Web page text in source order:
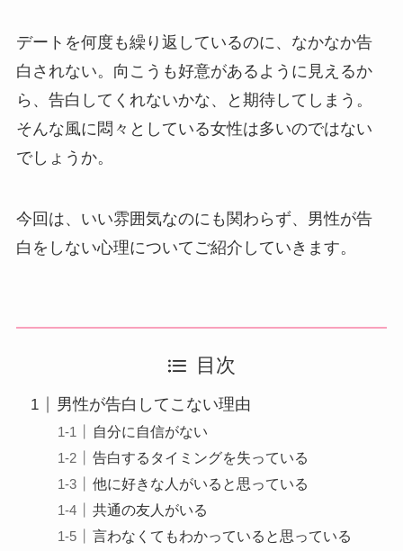
デートを何度も繰り返しているのに、なかなか告
白されない。向こうも好意があるように見えるか
ら、告白してくれないかな、と期待してしまう。
そんな風に悶々としている女性は多いのではない
でしょうか。
今回は、いい雰囲気なのにも関わらず、男性が告
白をしない心理についてご紹介していきます。
目次
男性が告白してこない理由
自分に自信がない
告白するタイミングを失っている
他に好きな人がいると思っている
共通の友人がいる
言わなくてもわかっていると思っている